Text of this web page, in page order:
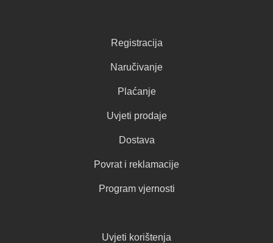
Registracija
Naručivanje
Plaćanje
Uvjeti prodaje
Dostava
Povrat i reklamacije
Program vjernosti
Uvjeti korištenja